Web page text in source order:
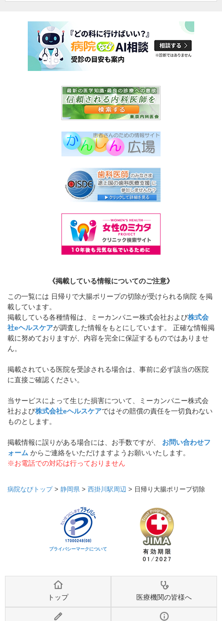
《掲載している情報についてのご注意》
この一覧には 日帰りで大腸ポリープの切除が受けられる病院 を掲
載しています。
掲載している各種情報は、ミーカンパニー株式会社および株式会
社eヘルスケアが調査した情報をもとにしています。 正確な情報掲
載に努めておりますが、内容を完全に保証するものではありませ
ん。
掲載されている医院を受診される場合は、事前に必ず該当の医院
に直接ご確認ください。
当サービスによって生じた損害について、ミーカンパニー株式会
社および株式会社eヘルスケアではその賠償の責任を一切負わない
ものとします。
掲載情報に誤りがある場合には、お手数ですが、 お問い合わせフ
ォーム からご連絡をいただけますようお願いいたします。
※お電話での対応は行っておりません
病院なびトップ> 静岡県 > 西掛川駅周辺 > 日帰り大腸ポリープ切除
プライバシーマークについて
トップ 医療機関の皆様へ